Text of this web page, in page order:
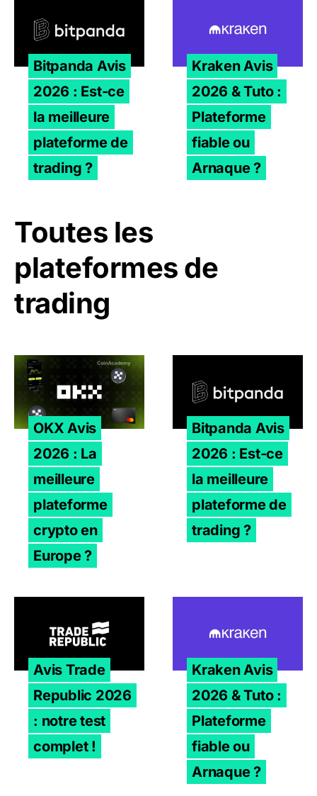
Bitpanda Avis
2026 : Est-ce
la meilleure
plateforme de
trading ?
Kraken Avis
2026 & Tuto :
Plateforme
fiable ou
Arnaque ?
Toutes les
plateformes de
trading
OKX Avis 2026 : La meilleure plateforme crypto en
OKX Avis
2026 : La
meilleure
plateforme
crypto en
Europe ?
Bitpanda Avis
2026 : Est-ce
la meilleure
plateforme de
trading ?
Avis Trade
Republic 2026
: notre test
complet !
Kraken Avis
2026 & Tuto :
Plateforme
fiable ou
Arnaque ?